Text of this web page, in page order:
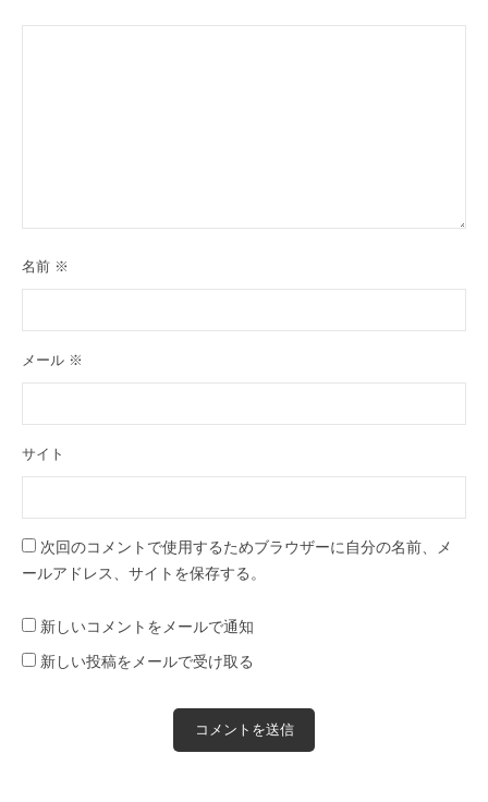
名前 ※
メール ※
サイト
次回のコメントで使用するためブラウザーに自分の名前、メ
ールアドレス、サイトを保存する。
新しいコメントをメールで通知
新しい投稿をメールで受け取る